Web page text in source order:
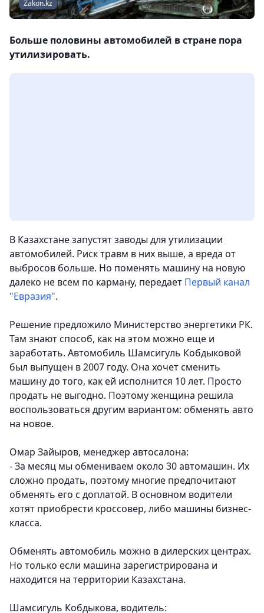
Zakon.kz
Больше половины автомобилей в стране пора
утилизировать.
В Казахстане запустят заводы для утилизации
автомобилей. Риск травм в них выше, а вреда от
выбросов больше. Но поменять машину на новую
далеко не всем по карману, передает Первый канал
"Евразия".
Решение предложило Министерство энергетики РК.
Там знают способ, как на этом можно еще и
заработать. Автомобиль Шамсигуль Кобдыковой
был выпущен в 2007 году. Она хочет сменить
машину до того, как ей исполнится 10 лет. Просто
продать не выгодно. Поэтому женщина решила
воспользоваться другим вариантом: обменять авто
на новое.
Омар Зайыров, менеджер автосалона:
- За месяц мы обмениваем около 30 автомашин. Их
сложно продать, поэтому многие предпочитают
обменять его с доплатой. В основном водители
хотят приобрести кроссовер, либо машины бизнес-
класса.
Обменять автомобиль можно в дилерских центрах.
Но только если машина зарегистрирована и
находится на территории Казахстана.
Шамсигуль Кобдыкова, водитель: